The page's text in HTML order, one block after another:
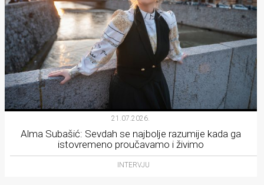
21.07.2026.
Alma Subašić: Sevdah se najbolje razumije kada ga
istovremeno proučavamo i živimo
INTERVJU